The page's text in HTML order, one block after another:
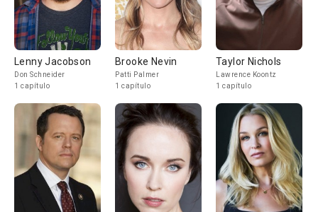
Lenny Jacobson
Don Schneider
1 capítulo
Brooke Nevin
Patti Palmer
1 capítulo
Taylor Nichols
Lawrence Koontz
1 capítulo